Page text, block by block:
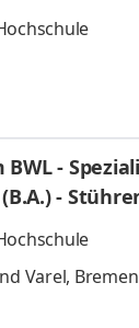
-
-
Varel, Bremen